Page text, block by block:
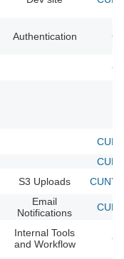
Authentication
S3 Uploads CUNY
Email
Notifications
Internal Tools
and Workflow